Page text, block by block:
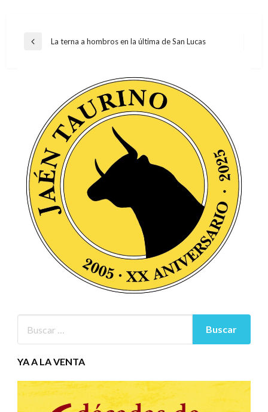
Navegación
Entrada
La terna a hombros en la última de San Lucas
YA A LA VENTA